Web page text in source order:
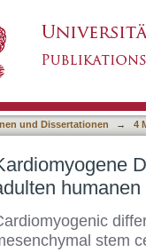
und Dissertationen → 4
stem